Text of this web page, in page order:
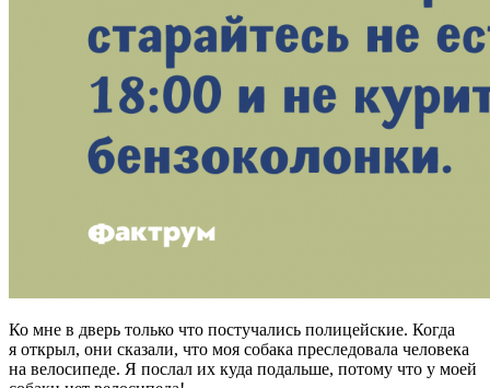
Ко мне в дверь только что постучались полицейские. Когда
я открыл, они сказали, что моя собака преследовала человека
на велосипеде. Я послал их куда подальше, потому что у моей